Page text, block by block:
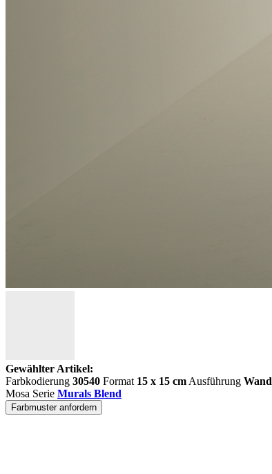
Gewählter Artikel:
Farbkodierung 30540 Format 15 x 15 cm Ausführung Wand
Mosa Serie Murals Blend
Farbmuster anfordern